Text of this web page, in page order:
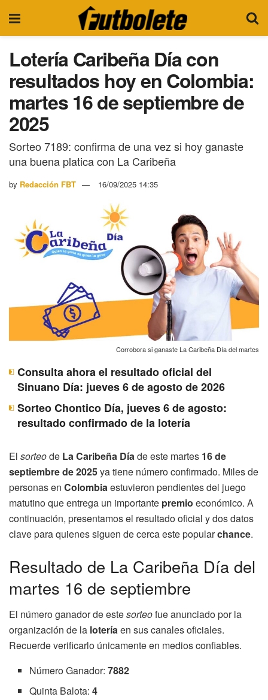
Lotería Caribeña Día con
resultados hoy en Colombia:
martes 16 de septiembre de
2025
Sorteo 7189: confirma de una vez si hoy ganaste
una buena platica con La Caribeña
by Redacción FBT 16/09/2025 14:35
Corrobora si ganaste La Caribeña Día del martes
Consulta ahora el resultado oficial del
Sinuano Día: jueves 6 de agosto de 2026
Sorteo Chontico Día, jueves 6 de agosto:
resultado confirmado de la lotería
El sorteode La Caribeña Díade este martes 16 de
septiembre de 2025ya tiene número confirmado. Miles de
personas en Colombiaestuvieron pendientes del juego
matutino que entrega un importante premio económico. A
continuación, presentamos el resultado oficial y dos datos
clave para quienes siguen de cerca este popularchance.
Resultado de La Caribeña Día del
martes 16 de septiembre
El número ganador de estesorteofue anunciado por la
organización de la loteríaen sus canales oficiales.
Recuerde verificarlo únicamente en medios confiables.
Número Ganador:7882
Quinta Balota:4